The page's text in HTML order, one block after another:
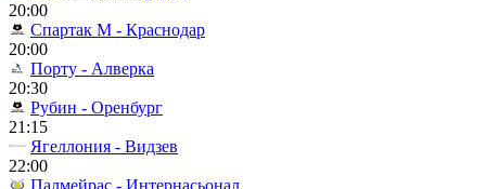
20:00
Спартак М - Краснодар
20:00
Порту - Алверка
20:30
Рубин - Оренбург
21:15
Ягеллония - Видзев
22:00
Палмейрас - Интернасьонал